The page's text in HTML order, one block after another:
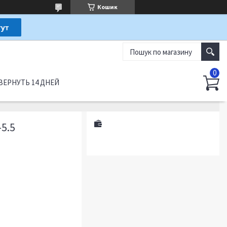
Кошик
14 ДНЕЙ